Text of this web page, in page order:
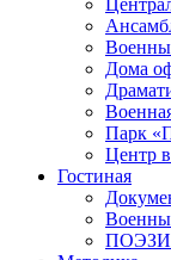
Дома
Парк
Центр
Гостиная